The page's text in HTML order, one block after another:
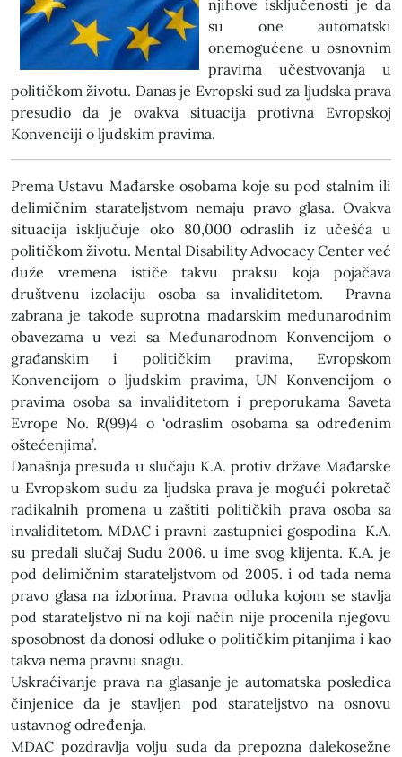
njihove isključenosti je da
su one automatski
onemogućene u osnovnim
pravima učestvovanja u
političkom životu. Danas je Evropski sud za ljudska prava
presudio da je ovakva situacija protivna Evropskoj
Konvenciji o ljudskim pravima.
Prema Ustavu Mađarske osobama koje su pod stalnim ili
delimičnim starateljstvom nemaju pravo glasa. Ovakva
situacija isključuje oko 80,000 odraslih iz učešća u
političkom životu. Mental Disability Advocacy Center već
duže vremena ističe takvu praksu koja pojačava
društvenu izolaciju osoba sa invaliditetom. Pravna
zabrana je takođe suprotna mađarskim međunarodnim
obavezama u vezi sa Međunarodnom Konvencijom o
građanskim i političkim pravima, Evropskom
Konvencijom o ljudskim pravima, UN Konvencijom o
pravima osoba sa invaliditetom i preporukama Saveta
Evrope No. R(99)4 o ‘odraslim osobama sa određenim
oštećenjima’.
Današnja presuda u slučaju K.A. protiv države Mađarske
u Evropskom sudu za ljudska prava je mogući pokretač
radikalnih promena u zaštiti političkih prava osoba sa
invaliditetom. MDAC i pravni zastupnici gospodina K.A.
su predali slučaj Sudu 2006. u ime svog klijenta. K.A. je
pod delimičnim starateljstvom od 2005. i od tada nema
pravo glasa na izborima. Pravna odluka kojom se stavlja
pod starateljstvo ni na koji način nije procenila njegovu
sposobnost da donosi odluke o političkim pitanjima i kao
takva nema pravnu snagu.
Uskraćivanje prava na glasanje je automatska posledica
činjenice da je stavljen pod starateljstvo na osnovu
ustavnog određenja.
MDAC pozdravlja volju suda da prepozna dalekosežne